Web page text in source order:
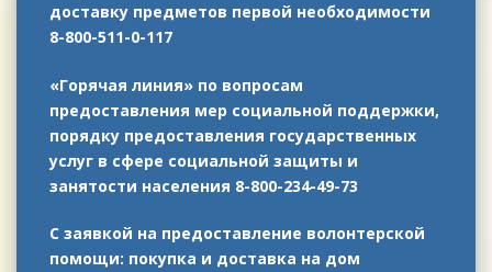
доставку предметов первой необходимости
8-800-511-0-117
«Горячая линия» по вопросам
предоставления мер социальной поддержки,
порядку предоставления государственных
услуг в сфере социальной защиты и
занятости населения 8-800-234-49-73
С заявкой на предоставление волонтерской
помощи: покупка и доставка на дом